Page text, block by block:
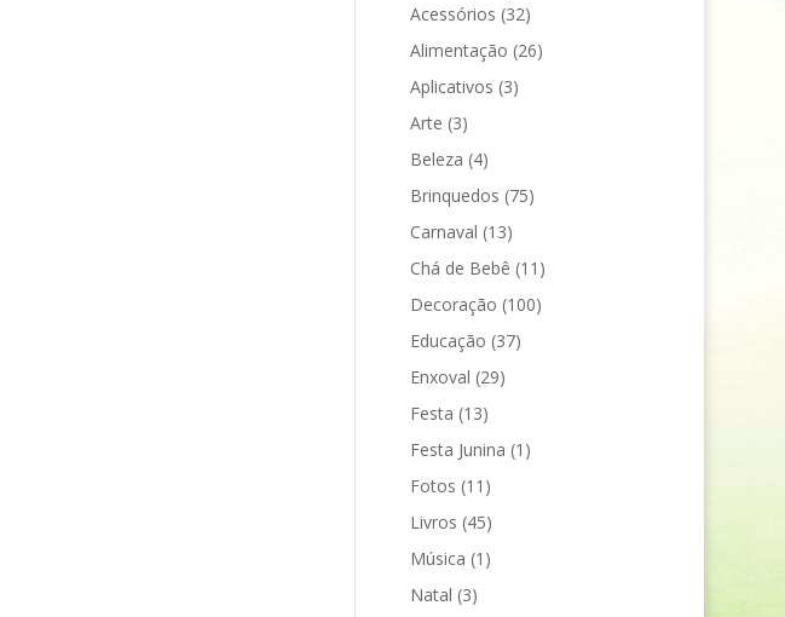
Acessórios (32)
Alimentação (26)
Aplicativos (3)
Arte (3)
Beleza (4)
Brinquedos (75)
Carnaval (13)
Chá de Bebê (11)
Decoração (100)
Educação (37)
Enxoval (29)
Festa (13)
Festa Junina (1)
Fotos (11)
Livros (45)
Música (1)
Natal (3)